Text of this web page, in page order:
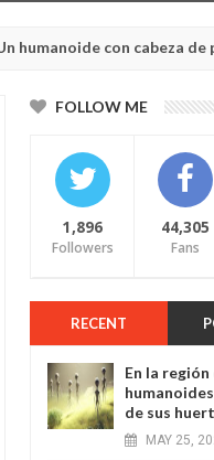
cabeza de perro у
FOLLOW ME
1,896
Followers
44,305
Fans
RECENT
En la
de sus
MAY 25,